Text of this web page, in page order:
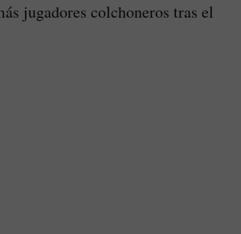
jugadores colchoneros tras el